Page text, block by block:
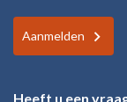
Aanmelden
Heeft u een